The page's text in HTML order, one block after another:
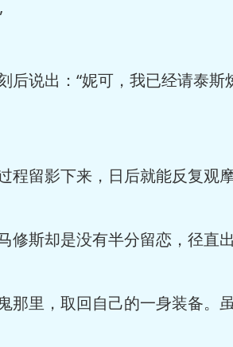
后说出：“妮可，我已经请泰
程留影下来，日后就能反复观
修斯却是没有半分留恋，径直出
那里，取回自己的一身装备。